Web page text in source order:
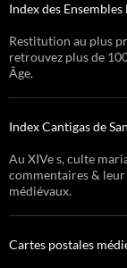
Index des
Restitution au plus
retrouvez plus de
Âge.
Index Cantigas de
Au XIVe s, culte
commentaires &
médiévaux.
Cartes postales